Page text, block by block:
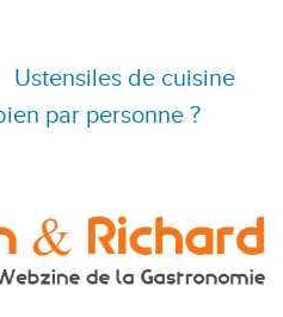
Ustensiles de cuisine
par personne ?